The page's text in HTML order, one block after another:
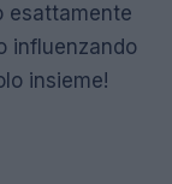
esattamente
influenzando
insieme!